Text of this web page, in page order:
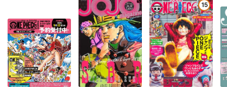
15